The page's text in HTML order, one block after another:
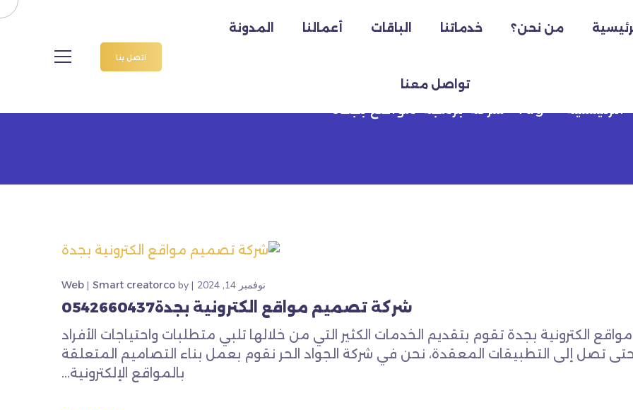
من نحن؟ خدماتنا الباقات أعمالنا المدونة
تواصل معنا
اتصل بنا
الرئيسية Tag "شركة برمجة مواقع بجدة"
نوفمبر 14, 2024 by
Smart creatorco
Web
شركة تصميم مواقع الكترونية بجدة0542660437
الكترونية بجدة تقوم بتقديم الخدمات الكثير التي من خلالها تلبي متطلبات واحتياجات الأفراد
تصل إلى التطبيقات المعقدة، نحن في شركة الجواد الحر نقوم بعمل بناء التصاميم المتعلقة
بالمواقع الإلكترونية...